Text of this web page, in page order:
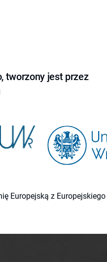
tworzony jest przez
Europejską z